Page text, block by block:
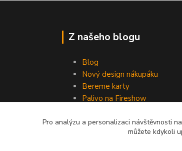
Z našeho blogu
Blog
Nový design nákupáku
Bereme karty
Palivo na Fireshow
Pro analýzu a personalizaci návštěvnosti
můžete kdykoli